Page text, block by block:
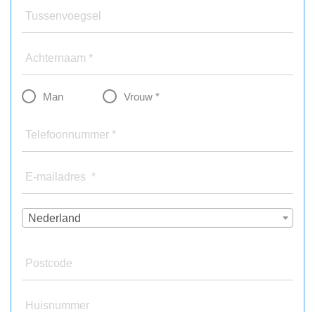
Tussenvoegsel
Achternaam *
Man Vrouw *
Telefoonnummer *
E-mailadres *
Nederland
Postcode
Huisnummer